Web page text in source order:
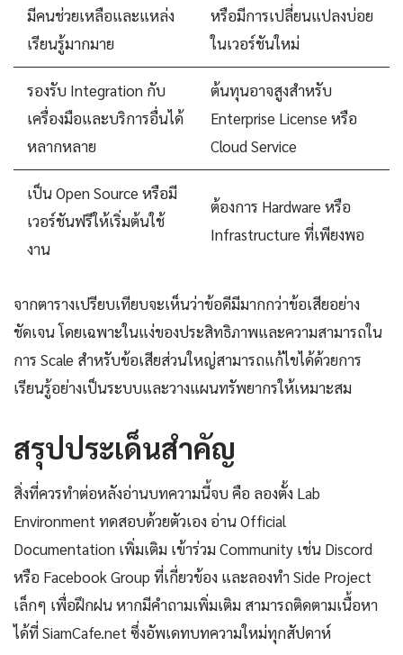
มีคนช่วยเหลือและแหล่ง
เรียนรู้มากมาย
หรือมีการเปลี่ยนแปลงบ่อย
ในเวอร์ชันใหม่
รองรับ Integration กับ
เครื่องมือและบริการอื่นได้
หลากหลาย
ต้นทุนอาจสูงสำหรับ
Enterprise License หรือ
Cloud Service
เป็น Open Source หรือมี
เวอร์ชันฟรีให้เริ่มต้นใช้
งาน
ต้องการ Hardware หรือ
Infrastructure ที่เพียงพอ
จากตารางเปรียบเทียบจะเห็นว่าข้อดีมีมากกว่าข้อเสียอย่าง
ชัดเจน โดยเฉพาะในแง่ของประสิทธิภาพและความสามารถใน
การ Scale สำหรับข้อเสียส่วนใหญ่สามารถแก้ไขได้ด้วยการ
เรียนรู้อย่างเป็นระบบและวางแผนทรัพยากรให้เหมาะสม
สรุปประเด็นสำคัญ
สิ่งที่ควรทำต่อหลังอ่านบทความนี้จบ คือ ลองตั้ง Lab
Environment ทดสอบด้วยตัวเอง อ่าน Official
Documentation เพิ่มเติม เข้าร่วม Community เช่น Discord
หรือ Facebook Group ที่เกี่ยวข้อง และลองทำ Side Project
เล็กๆ เพื่อฝึกฝน หากมีคำถามเพิ่มเติม สามารถติดตามเนื้อหา
ได้ที่ SiamCafe.net ซึ่งอัพเดทบทความใหม่ทุกสัปดาห์